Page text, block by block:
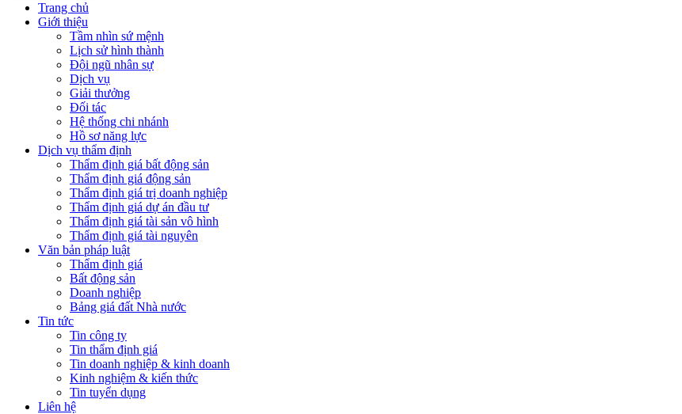
Trang chủ
Giới thiệu
Tầm nhìn sứ mệnh
Lịch sử hình thành
Đội ngũ nhân sự
Dịch vụ
Giải thưởng
Đối tác
Hệ thống chi nhánh
Hồ sơ năng lực
Dịch vụ thẩm định
Thẩm định giá bất động sản
Thẩm định giá động sản
Thẩm định giá trị doanh nghiệp
Thẩm định giá dự án đầu tư
Thẩm định giá tài sản vô hình
Thẩm định giá tài nguyên
Văn bản pháp luật
Thẩm định giá
Bất động sản
Doanh nghiệp
Bảng giá đất Nhà nước
Tin tức
Tin công ty
Tin thẩm định giá
Tin doanh nghiệp & kinh doanh
Kinh nghiệm & kiến thức
Tin tuyển dụng
Liên hệ